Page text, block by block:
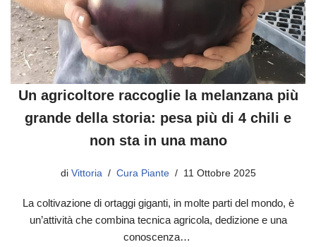
Un agricoltore raccoglie la melanzana più
grande della storia: pesa più di 4 chili e
non sta in una mano
di Vittoria Cura Piante 11 Ottobre 2025
La coltivazione di ortaggi giganti, in molte parti del mondo, è
un’attività che combina tecnica agricola, dedizione e una
conoscenza…